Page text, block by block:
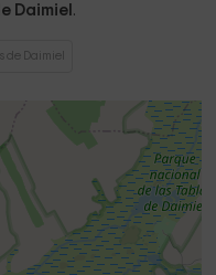
Daimiel .
de Daimiel